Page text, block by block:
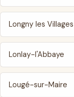
Longny les Villages
Lonlay-l'Abbaye
Lougé-sur-Maire